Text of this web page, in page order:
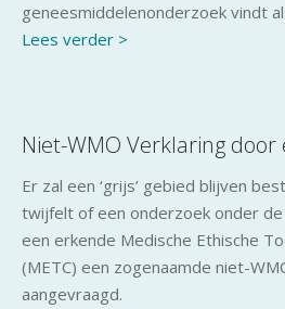
geneesmiddelenonderzoek vindt
Lees verder >
Niet-WMO Verklaring door
Er zal een ‘grijs’ gebied blijven
twijfelt of een onderzoek onder de
een erkende Medische Ethische
(METC) een zogenaamde niet-
aangevraagd.